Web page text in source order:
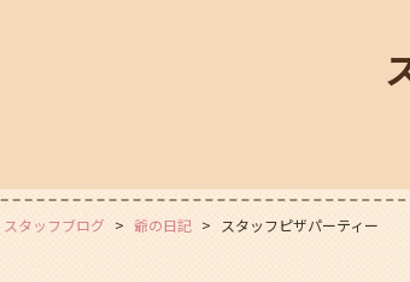
スタッフブログ 爺の日記 スタッフピザパーティー